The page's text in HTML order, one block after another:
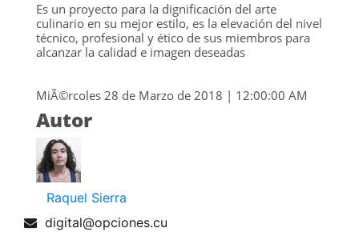
Es un proyecto para la dignificación del arte
culinario en su mejor estilo, es la elevación del nivel
técnico, profesional y ético de sus miembros para
alcanzar la calidad e imagen deseadas
MiÃ©rcoles 28 de Marzo de 2018 | 12:00:00 AM
Autor
Raquel Sierra
digital@opciones.cu